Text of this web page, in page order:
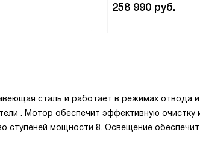
258 990 руб.
сталь и работает в режимах отвода и
. Мотор обеспечит эффективную очистку
ступеней мощности 8. Освещение